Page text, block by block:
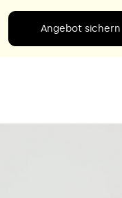
Angebot sichern